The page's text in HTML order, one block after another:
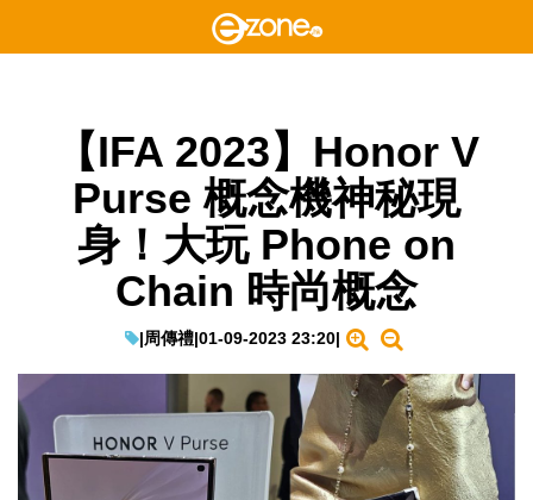
【IFA 2023】Honor V
Purse 概念機神秘現
身！大玩 Phone on
Chain 時尚概念
|周傳禮|01-09-2023 23:20|